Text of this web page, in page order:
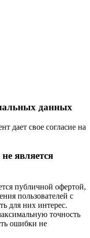
данных
дает свое согласие на
является
публичной офертой,
пользователей с
для них интерес.
точность
ошибки не